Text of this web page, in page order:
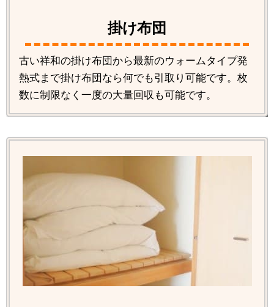
掛け布団
古い祥和の掛け布団から最新のウォームタイプ発
熱式まで掛け布団なら何でも引取り可能です。枚
数に制限なく一度の大量回収も可能です。